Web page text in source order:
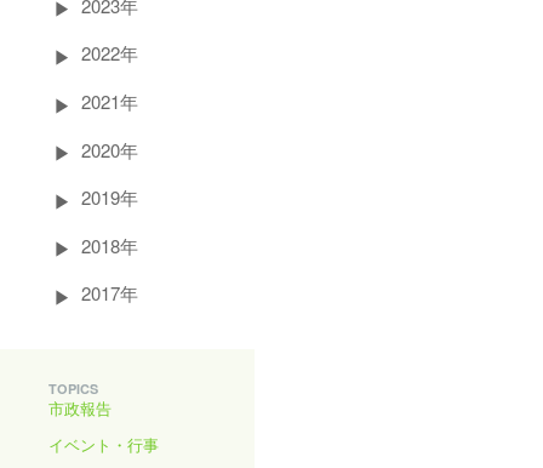
2023年
2022年
2021年
2020年
2019年
2018年
2017年
TOPICS
市政報告
イベント・行事